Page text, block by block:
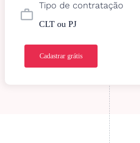
work_outline
Tipo de contratação
CLT ou PJ
Cadastrar grátis